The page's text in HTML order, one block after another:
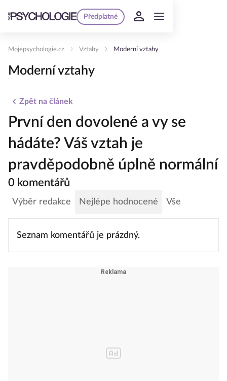
Předplatné
Mojepsychologie.cz Vztahy Moderní vztahy
Moderní vztahy
Zpět na článek
První den dovolené a vy se
hádáte? Váš vztah je
pravděpodobně úplně normální
0 komentářů
Výběr redakce Nejlépe hodnocené Vše
Seznam komentářů je prázdný.